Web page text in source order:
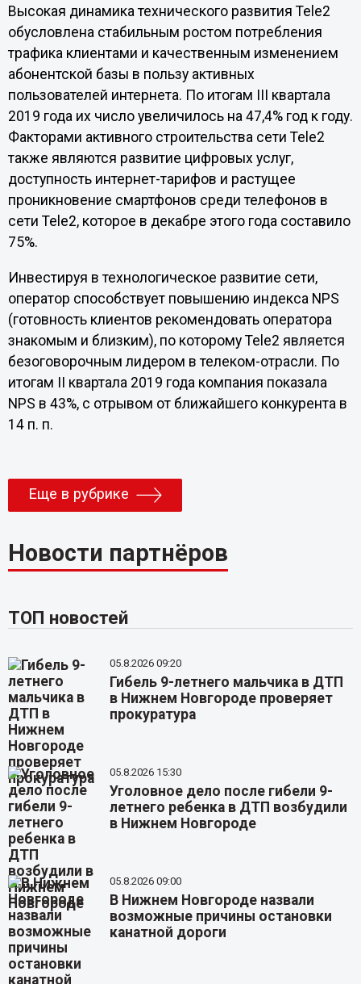
Высокая динамика технического развития Tele2
обусловлена стабильным ростом потребления
трафика клиентами и качественным изменением
абонентской базы в пользу активных
пользователей интернета. По итогам III квартала
2019 года их число увеличилось на 47,4% год к году.
Факторами активного строительства сети Tele2
также являются развитие цифровых услуг,
доступность интернет-тарифов и растущее
проникновение смартфонов среди телефонов в
сети Tele2, которое в декабре этого года составило
75%.
Инвестируя в технологическое развитие сети,
оператор способствует повышению индекса NPS
(готовность клиентов рекомендовать оператора
знакомым и близким), по которому Tele2 является
безоговорочным лидером в телеком-отрасли. По
итогам II квартала 2019 года компания показала
NPS в 43%, с отрывом от ближайшего конкурента в
14 п. п.
Еще в рубрике
Новости партнёров
ТОП новостей
05.8.2026 09:20
Гибель 9-летнего мальчика в ДТП
в Нижнем Новгороде проверяет
прокуратура
05.8.2026 15:30
Уголовное дело после гибели 9-
летнего ребенка в ДТП возбудили
в Нижнем Новгороде
05.8.2026 09:00
В Нижнем Новгороде назвали
возможные причины остановки
канатной дороги